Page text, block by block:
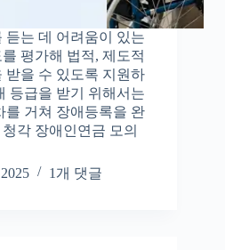
듣는 데 어려움이 있는
평가해 법적, 제도적
받을 수 있도록 지원하
등급을 받기 위해서는
를 거쳐 장애등록을 완
각 장애인연금 모의
1개 댓글